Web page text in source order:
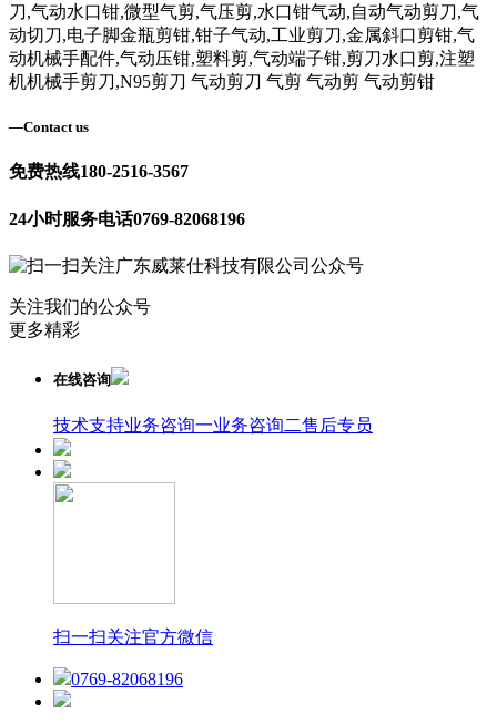
刀,气动水口钳,微型气剪,气压剪,水口钳气动,自动气动剪刀,气
动切刀,电子脚金瓶剪钳,钳子气动,工业剪刀,金属斜口剪钳,气
动机械手配件,气动压钳,塑料剪,气动端子钳,剪刀水口剪,注塑
机机械手剪刀,N95剪刀 气动剪刀 气剪 气动剪 气动剪钳
—Contact us
免费热线180-2516-3567
24小时服务电话0769-82068196
关注我们的公众号
更多精彩
在线咨询
技术支持业务咨询一业务咨询二售后专员
扫一扫关注官方微信
0769-82068196